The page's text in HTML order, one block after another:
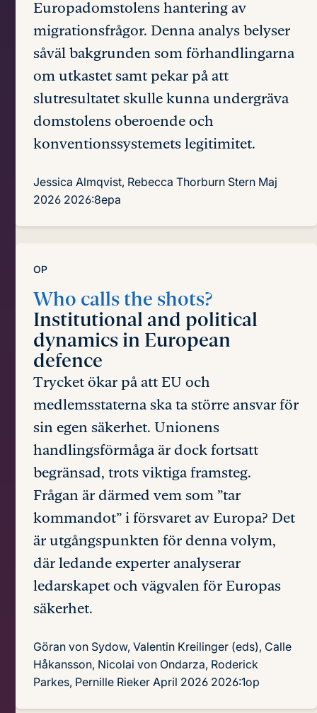
Europadomstolens hantering av
migrationsfrågor. Denna analys belyser
såväl bakgrunden som förhandlingarna
om utkastet samt pekar på att
slutresultatet skulle kunna undergräva
domstolens oberoende och
konventionssystemets legitimitet.
Jessica Almqvist, Rebecca Thorburn Stern Maj
2026 2026:8epa
OP
Who calls the shots?
Institutional and political
dynamics in European
defence
Trycket ökar på att EU och
medlemsstaterna ska ta större ansvar för
sin egen säkerhet. Unionens
handlingsförmåga är dock fortsatt
begränsad, trots viktiga framsteg.
Frågan är därmed vem som ”tar
kommandot” i försvaret av Europa? Det
är utgångspunkten för denna volym,
där ledande experter analyserar
ledarskapet och vägvalen för Europas
säkerhet.
Göran von Sydow, Valentin Kreilinger (eds), Calle
Håkansson, Nicolai von Ondarza, Roderick
Parkes, Pernille Rieker April 2026 2026:1op